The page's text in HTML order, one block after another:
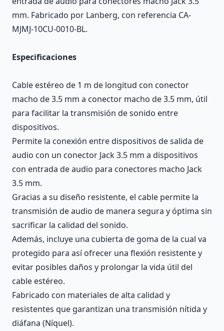
mm. Fabricado por Lanberg, con referencia CA-
MJMJ-10CU-0010-BL.
Especificaciones
Cable estéreo de 1 m de longitud con conector
macho de 3.5 mm a conector macho de 3.5 mm, útil
para facilitar la transmisión de sonido entre
dispositivos.
Permite la conexión entre dispositivos de salida de
audio con un conector Jack 3.5 mm a dispositivos
con entrada de audio para conectores macho Jack
3.5 mm.
Gracias a su diseño resistente, el cable permite la
transmisión de audio de manera segura y óptima sin
sacrificar la calidad del sonido.
Además, incluye una cubierta de goma de la cual va
protegido para así ofrecer una flexión resistente y
evitar posibles daños y prolongar la vida útil del
cable estéreo.
Fabricado con materiales de alta calidad y
resistentes que garantizan una transmisión nítida y
diáfana (Níquel).